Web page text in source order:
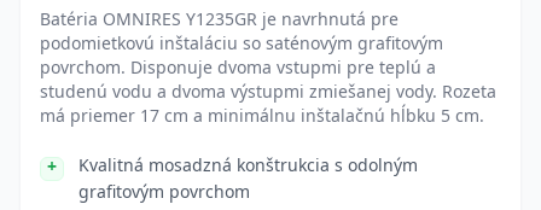
Batéria OMNIRES Y1235GR je navrhnutá pre
podomietkovú inštaláciu so saténovým grafitovým
povrchom. Disponuje dvoma vstupmi pre teplú a
studenú vodu a dvoma výstupmi zmiešanej vody. Rozeta
má priemer 17 cm a minimálnu inštalačnú hĺbku 5 cm.
Kvalitná mosadzná konštrukcia s odolným
grafitovým povrchom